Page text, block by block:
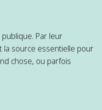
Par leur
source essentielle pour
chose, ou parfois